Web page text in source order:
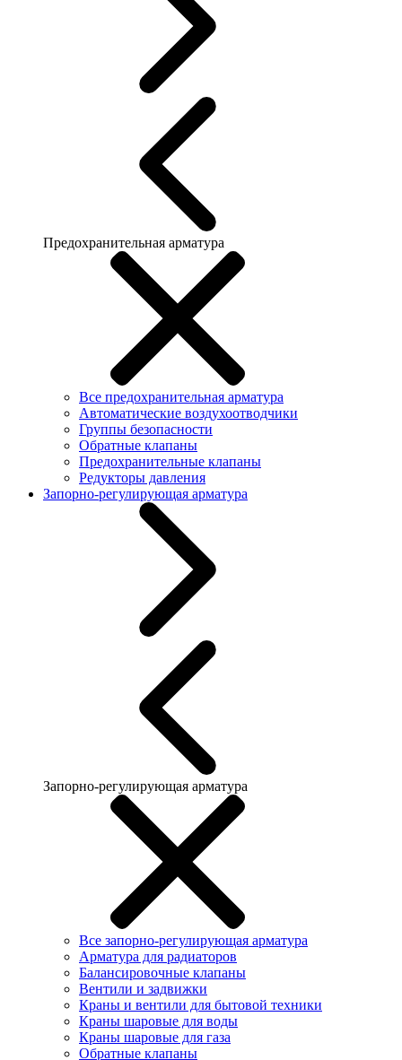
Предохранительная арматура
Все предохранительная арматура
Автоматические воздухоотводчики
Группы безопасности
Обратные клапаны
Предохранительные клапаны
Редукторы давления
Запорно-регулирующая арматура
Запорно-регулирующая арматура
Все запорно-регулирующая арматура
Арматура для радиаторов
Балансировочные клапаны
Вентили и задвижки
Краны и вентили для бытовой техники
Краны шаровые для воды
Краны шаровые для газа
Обратные клапаны